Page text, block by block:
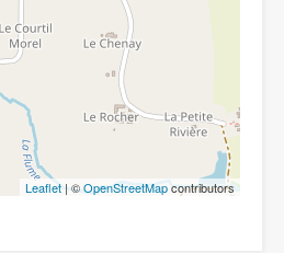
Leaflet | ©OpenStreetMapcontributors